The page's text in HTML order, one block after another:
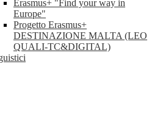
Erasmus+ "Find your way in
Europe"
Progetto Erasmus+
DESTINAZIONE MALTA (LEO
QUALI-TC&DIGITAL)